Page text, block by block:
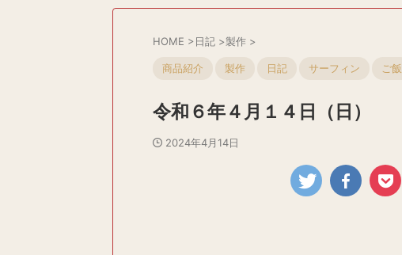
HOME >日記 >製作 >
商品紹介 製作 日記 サーフィン ご飯
令和６年４月１４日（日）
2024年4月14日